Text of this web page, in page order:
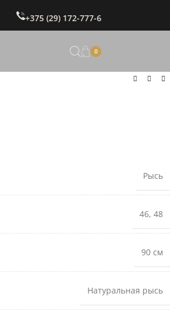
+375 (29) 172-777-6
0
Рысь
46, 48
90 см
Натуральная рысь